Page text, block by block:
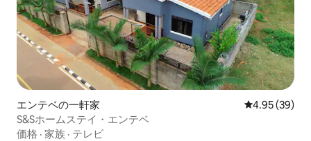
エンテベの一軒家 レビュー39
4.95 (39)
S&Sホームステイ・エンテベ
価格 · 家族 · テレビ